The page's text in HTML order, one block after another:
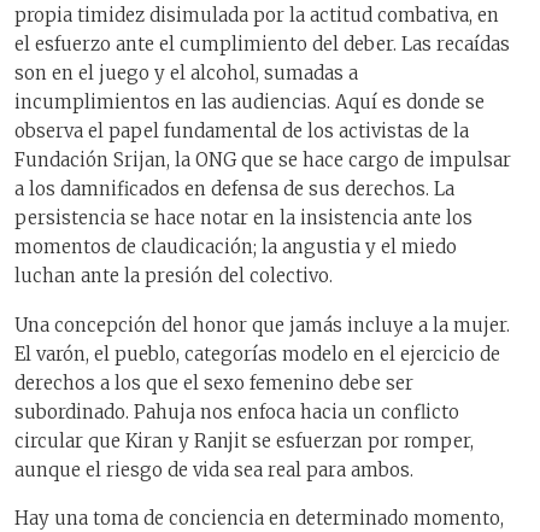
propia timidez disimulada por la actitud combativa, en
el esfuerzo ante el cumplimiento del deber. Las recaídas
son en el juego y el alcohol, sumadas a
incumplimientos en las audiencias. Aquí es donde se
observa el papel fundamental de los activistas de la
Fundación Srijan, la ONG que se hace cargo de impulsar
a los damnificados en defensa de sus derechos. La
persistencia se hace notar en la insistencia ante los
momentos de claudicación; la angustia y el miedo
luchan ante la presión del colectivo.
Una concepción del honor que jamás incluye a la mujer.
El varón, el pueblo, categorías modelo en el ejercicio de
derechos a los que el sexo femenino debe ser
subordinado. Pahuja nos enfoca hacia un conflicto
circular que Kiran y Ranjit se esfuerzan por romper,
aunque el riesgo de vida sea real para ambos.
Hay una toma de conciencia en determinado momento,